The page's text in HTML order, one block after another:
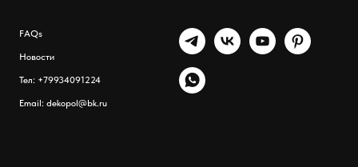
FAQs
Новости
Тел: +79934091224
Email: dekopol@bk.ru